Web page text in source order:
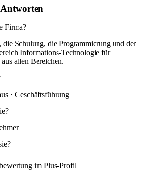
Firma?
die Schulung, die Programmierung und der
Informations-Technologie für
allen Bereichen.
· Geschäftsführung
im Plus-Profil